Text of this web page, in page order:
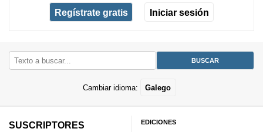
Regístrate gratis Iniciar sesión
Cambiar idioma: Galego
SUSCRIPTORES
EDICIONES